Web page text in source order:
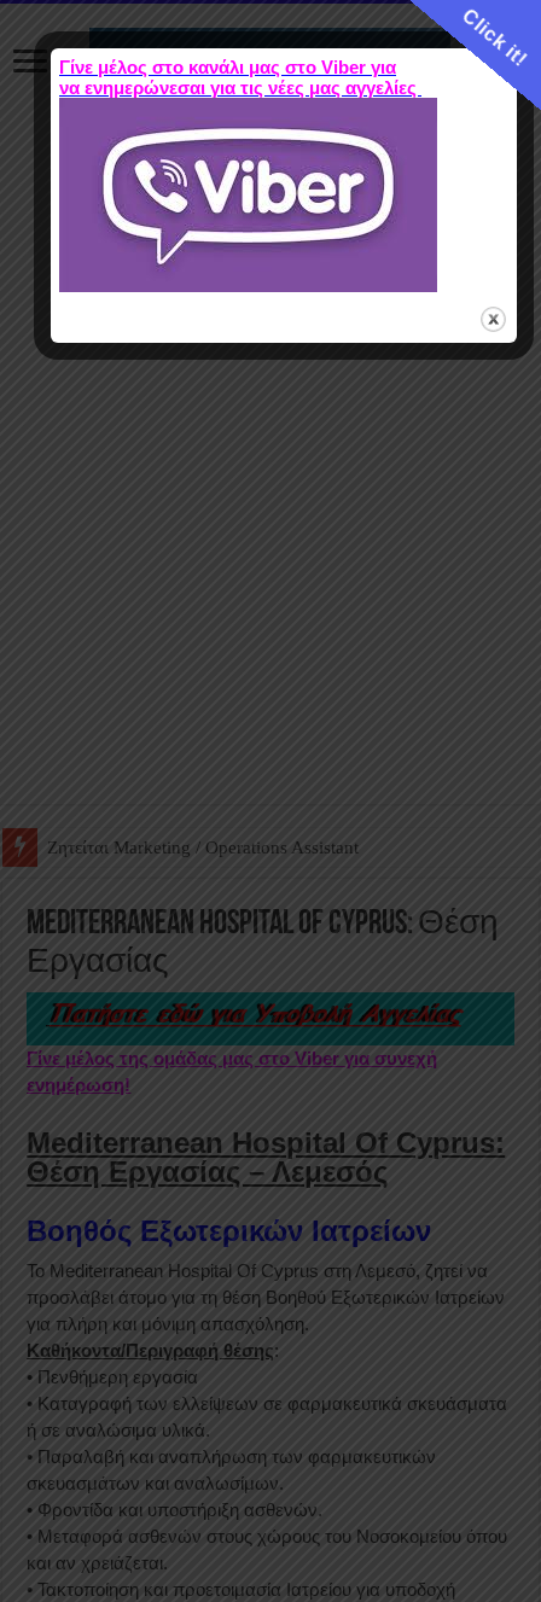
Ζητείται Βοηθός Αποθήκης σε Φαρμακείο
Mediterranean Hospital Of Cyprus: Θέση
Εργασίας
Γίνε μέλος της ομάδας μας στο Viber για συνεχή
ενημέρωση!
Mediterranean Hospital Of Cyprus:
Θέση Εργασίας – Λεμεσός
Βοηθός Εξωτερικών Ιατρείων
Το Mediterranean Hospital Of Cyprus στη Λεμεσό, ζητεί να
προσλάβει άτομο για τη θέση Βοηθού Εξωτερικών Ιατρείων
για πλήρη και μόνιμη απασχόληση.
Καθήκοντα/Περιγραφή θέσης:
• Πενθήμερη εργασία
• Καταγραφή των ελλείψεων σε φαρμακευτικά σκευάσματα
ή σε αναλώσιμα υλικά.
• Παραλαβή και αναπλήρωση των φαρμακευτικών
σκευασμάτων και αναλωσίμων.
• Φροντίδα και υποστήριξη ασθενών.
• Μεταφορά ασθενών στους χώρους του Νοσοκομείου όπου
και αν χρειάζεται.
• Τακτοποίηση και προετοιμασία Ιατρείου για υποδοχή
Click it!
Γίνε μέλος στο κανάλι μας στο Viber για
να ενημερώνεσαι για τις νέες μας αγγελίες